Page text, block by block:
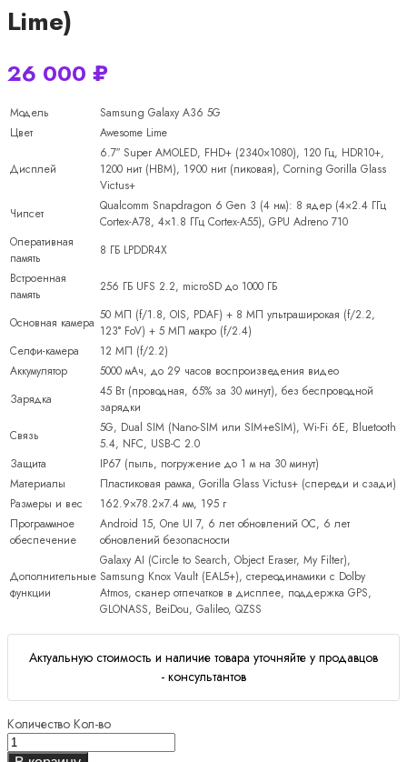
Lime)
26 000 ₽
Модель
Samsung Galaxy A36 5G
Цвет
Awesome Lime
Дисплей
6.7″ Super AMOLED, FHD+ (2340×1080), 120 Гц, HDR10+,
1200 нит (HBM), 1900 нит (пиковая), Corning Gorilla Glass
Victus+
Чипсет
Qualcomm Snapdragon 6 Gen 3 (4 нм): 8 ядер (4×2.4 ГГц
Cortex-A78, 4×1.8 ГГц Cortex-A55), GPU Adreno 710
Оперативная
память
8 ГБ LPDDR4X
Встроенная
память
256 ГБ UFS 2.2, microSD до 1000 ГБ
Основная камера 50 МП (f/1.8, OIS, PDAF) + 8 МП ультраширокая (f/2.2,
123° FoV) + 5 МП макро (f/2.4)
Селфи-камера
12 МП (f/2.2)
Аккумулятор
5000 мАч, до 29 часов воспроизведения видео
Зарядка
45 Вт (проводная, 65% за 30 минут), без беспроводной
зарядки
Связь
5G, Dual SIM (Nano-SIM или SIM+eSIM), Wi-Fi 6E, Bluetooth
5.4, NFC, USB-C 2.0
Защита
IP67 (пыль, погружение до 1 м на 30 минут)
Материалы
Пластиковая рамка, Gorilla Glass Victus+ (спереди и сзади)
Размеры и вес
162.9×78.2×7.4 мм, 195 г
Программное
обеспечение
Android 15, One UI 7, 6 лет обновлений ОС, 6 лет
обновлений безопасности
Дополнительные
функции
Galaxy AI (Circle to Search, Object Eraser, My Filter),
Samsung Knox Vault (EAL5+), стереодинамики с Dolby
Atmos, сканер отпечатков в дисплее, поддержка GPS,
GLONASS, BeiDou, Galileo, QZSS
Актуальную стоимость и наличие товара уточняйте у продавцов
- консультантов
Количество Кол-во